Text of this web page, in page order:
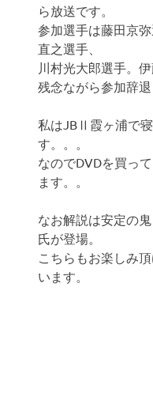
ら放送です。
参加選手は藤田京
直之選手、
川村光大郎選手。
残念ながら参加辞退
私はJBⅡ霞ヶ浦で寝
す。。。
なのでDVDを買っ
ます。。
なお解説は安定の
氏が登場。
こちらもお楽しみ
います。